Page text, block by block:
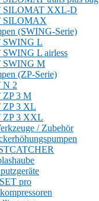
SILOMAT XXL-D
SILOMAX
(SWING-Serie)
SWING L
SWING L airless
SWING M
(ZP-Serie)
N 2
ZP 3 M
ZP 3 XL
ZP 3 XXL
/ Zubehör
pro